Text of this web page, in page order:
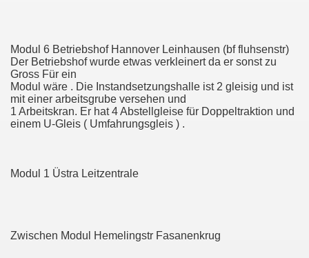
Modul 6 Betriebshof Hannover Leinhausen (bf fluhsenstr)
Der Betriebshof wurde etwas verkleinert da er sonst zu
Gross Für ein
Modul wäre . Die Instandsetzungshalle ist 2 gleisig und ist
mit einer arbeitsgrube versehen und
1 Arbeitskran. Er hat 4 Abstellgleise für Doppeltraktion und
einem U-Gleis ( Umfahrungsgleis ) .
Modul 1 Üstra Leitzentrale
Zwischen Modul Hemelingstr Fasanenkrug
2018 im MVG Museum in München